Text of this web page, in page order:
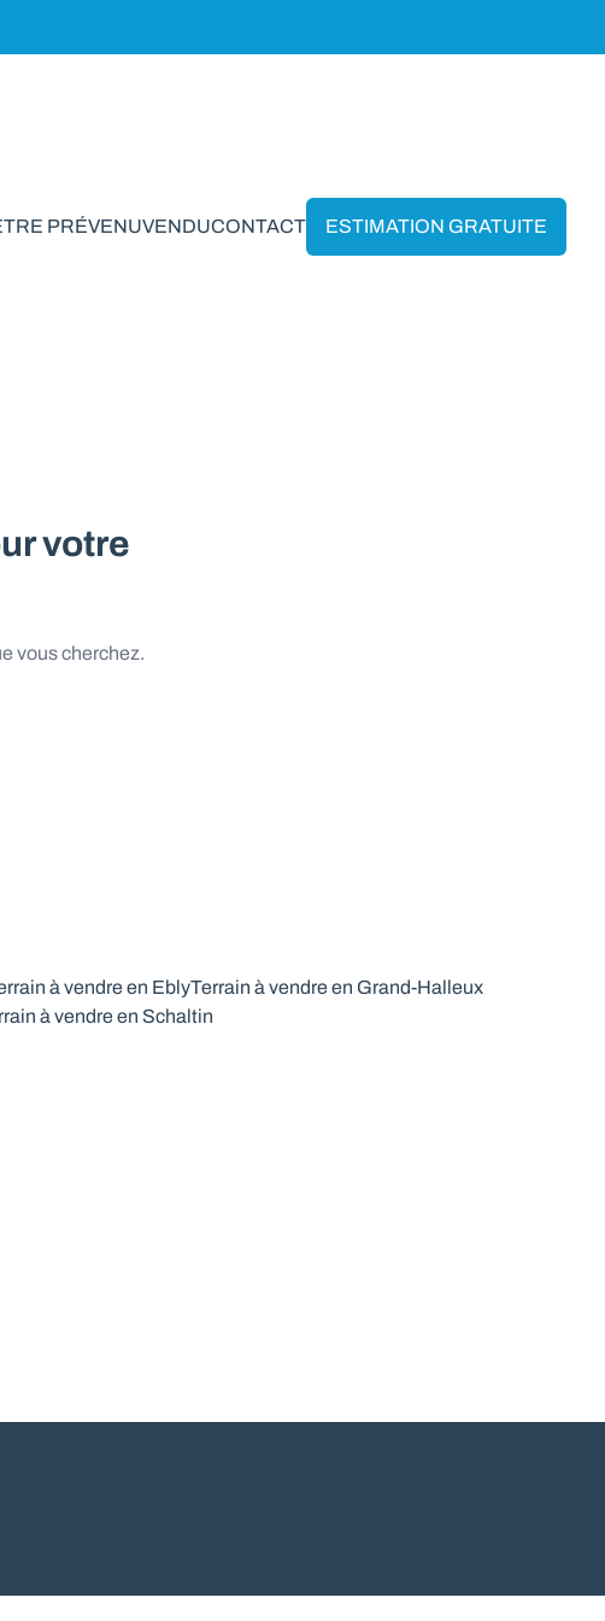
PRÉVENUVENDUCONTACT ESTIMATION GRATUITE
Saint-Jean
votre
vous cherchez.
à vendre en EblyTerrain à vendre en Grand-Halleux
à vendre en Schaltin